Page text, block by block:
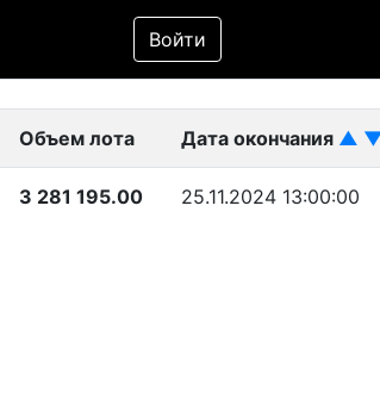
Войти
Фильтр
Объем лота Дата окончания ▲
3 281 195.00 25.11.2024 13:00:00